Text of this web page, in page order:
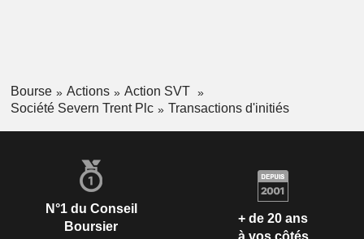
Bourse Actions
Action SVT
Société Severn Trent Plc
Transactions d'initiés
N°1 du Conseil
Boursier
+ de 20 ans